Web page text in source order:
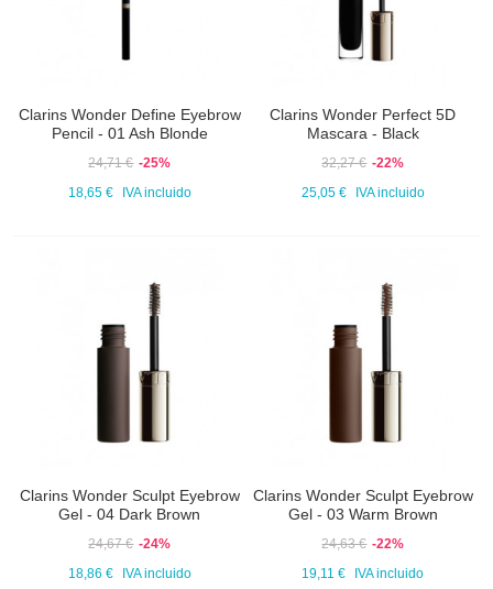
Clarins Wonder Define Eyebrow
Pencil - 01 Ash Blonde
24,71 € -25%
18,65 €
IVA incluido
Clarins Wonder Perfect 5D
Mascara - Black
32,27 € -22%
25,05 €
IVA incluido
Clarins Wonder Sculpt Eyebrow
Gel - 04 Dark Brown
24,67 € -24%
18,86 €
IVA incluido
Clarins Wonder Sculpt Eyebrow
Gel - 03 Warm Brown
24,63 € -22%
19,11 €
IVA incluido